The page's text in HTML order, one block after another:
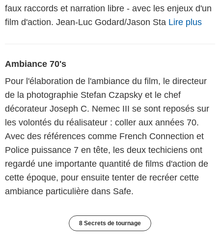
faux raccords et narration libre - avec les enjeux d'un
film d'action. Jean-Luc Godard/Jason Sta Lire plus
Ambiance 70's
Pour l'élaboration de l'ambiance du film, le directeur
de la photographie Stefan Czapsky et le chef
décorateur Joseph C. Nemec III se sont reposés sur
les volontés du réalisateur : coller aux années 70.
Avec des références comme French Connection et
Police puissance 7 en tête, les deux techiciens ont
regardé une importante quantité de films d'action de
cette époque, pour ensuite tenter de recréer cette
ambiance particulière dans Safe.
8 Secrets de tournage